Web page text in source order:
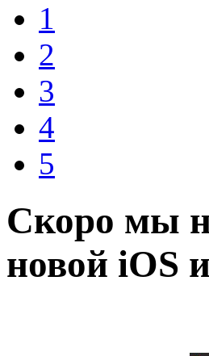
1
2
3
4
5
Скоро мы
новой iOS